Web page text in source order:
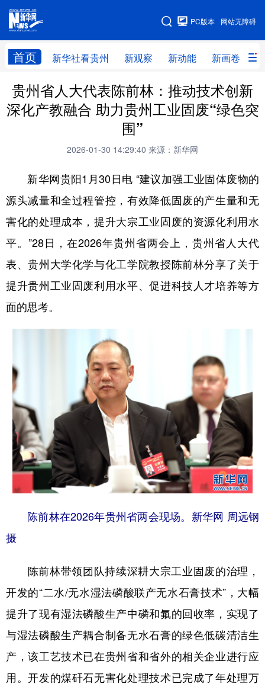
网站无障碍
PC版本
首页 新华社看贵州 新观察 新动能 新画卷
网站地图
新华社看贵州 新观察 新动能 新画卷
贵州要闻 贵州领导 人事 廉政
光影贵州 部门之窗 县区直达 企业速递
六盘水 毕节 铜仁 黔东南
黔南 黔西南
地方频道
吉林 江苏
安徽 江西
山东 河南 湖北 湖南
广东 广西 海南 重庆
四川 贵州 云南 西藏
甘肃 青海 宁夏
新疆 内蒙古 黑龙江
English Español Français عربى
Deutsch Português
贵州省人大代表陈前林：推动技术创新
深化产教融合 助力贵州工业固废“绿色突
围”
2026-01-30 14:29:40 来源：新华网
新华网贵阳1月30日电 “建议加强工业固体废物的
源头减量和全过程管控，有效降低固废的产生量和无
害化的处理成本，提升大宗工业固废的资源化利用水
平。”28日，在2026年贵州省两会上，贵州省人大代
表、贵州大学化学与化工学院教授陈前林分享了关于
提升贵州工业固废利用水平、促进科技人才培养等方
面的思考。
陈前林在2026年贵州省两会现场。新华网 周远钢
摄
陈前林带领团队持续深耕大宗工业固废的治理，
开发的“二水/无水湿法磷酸联产无水石膏技术”，大幅
提升了现有湿法磷酸生产中磷和氟的回收率，实现了
与湿法磷酸生产耦合制备无水石膏的绿色低碳清洁生
产，该工艺技术已在贵州省和省外的相关企业进行应
用。开发的煤矸石无害化处理技术已完成了年处理万